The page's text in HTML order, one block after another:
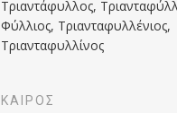
Τριαντάφυλλος,
Φύλλιος, Τριανταφυλλένιος,
Τριανταφυλλίνος
ΚΑΙΡΟΣ